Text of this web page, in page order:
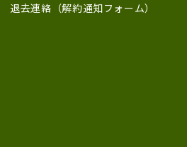
退去連絡（解約通知フォーム）